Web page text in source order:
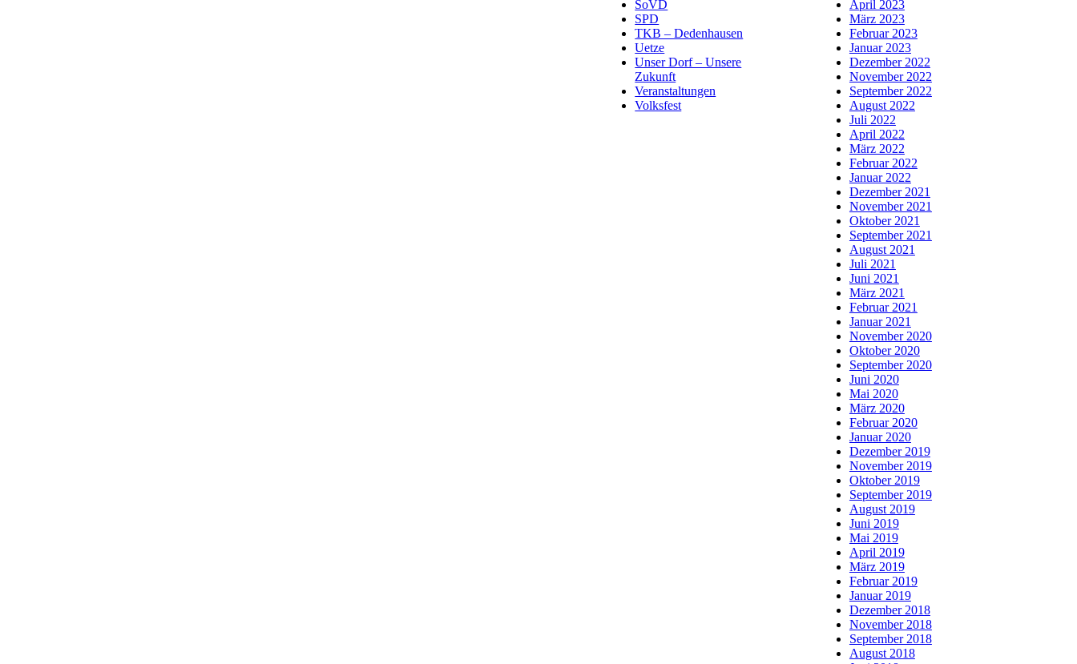
SoVD
SPD
TKB – Dedenhausen
Uetze
Unser Dorf – Unsere
Zukunft
Veranstaltungen
Volksfest
April 2023
März 2023
Februar 2023
Januar 2023
Dezember 2022
November 2022
September 2022
August 2022
Juli 2022
April 2022
März 2022
Februar 2022
Januar 2022
Dezember 2021
November 2021
Oktober 2021
September 2021
August 2021
Juli 2021
Juni 2021
März 2021
Februar 2021
Januar 2021
November 2020
Oktober 2020
September 2020
Juni 2020
Mai 2020
März 2020
Februar 2020
Januar 2020
Dezember 2019
November 2019
Oktober 2019
September 2019
August 2019
Juni 2019
Mai 2019
April 2019
März 2019
Februar 2019
Januar 2019
Dezember 2018
November 2018
September 2018
August 2018